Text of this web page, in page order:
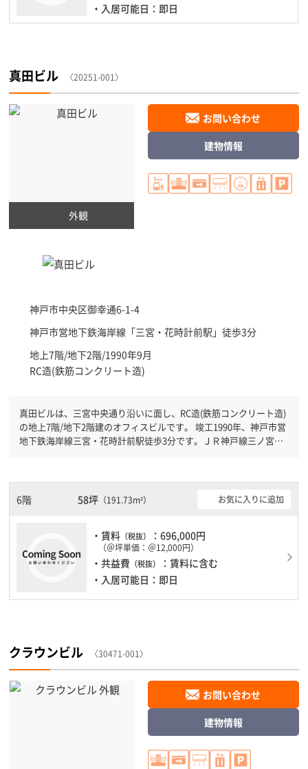
・入居可能日：即日
真田ビル 〈20251-001〉
外観
神戸市中央区御幸通6-1-4
神戸市営地下鉄海岸線「三宮・花時計前駅 」徒歩3分
地上7階/地下2階/1990年9月
RC造(鉄筋コンクリート造)
お問い合わせ
建物情報
真田ビルは、三宮中央通り沿いに面し、RC造(鉄筋コンクリート造)
の地上7階/地下2階建のオフィスビルです。 竣工1990年、神戸市営
地下鉄海岸線三宮・花時計前駅徒歩3分です。ＪＲ神戸線三ノ宮駅
ので、地震対策を検討されている方にオススメです。土日・祝日も
利用可能になりますので自由に出入りが出来ます。駐車場完備なの
6階 58坪 （191.73m²） お気に入りに追加
・賃料 （税抜） ：696,000円
（＠坪単価：＠12,000円）
・共益費 （税抜）
：賃料に含む
・入居可能日：即日
クラウンビル 〈30471-001〉
お問い合わせ
建物情報